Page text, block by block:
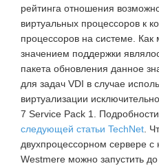
рейтинга отношения
виртуальных процессоров к
процессоров на системе.
значением поддержки
пакета обновления данное
для задач VDI в случае
виртуализации
7 Service Pack 1.
следующей статьи TechNet .
двухпроцессорном сервере
Westmere можно запустить